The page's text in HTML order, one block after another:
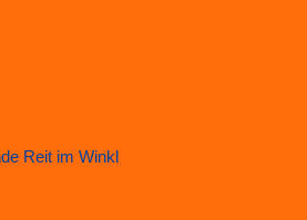
Reit im Winkl